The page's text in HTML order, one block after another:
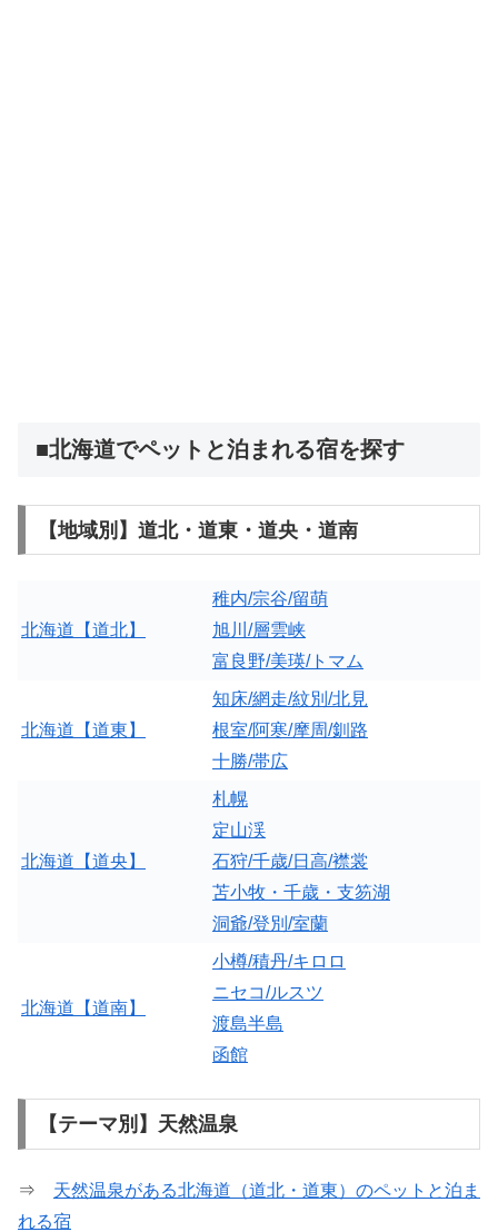
■北海道でペットと泊まれる宿を探す
【地域別】道北・道東・道央・道南
北海道【道北】
稚内/宗谷/留萌
旭川/層雲峡
富良野/美瑛/トマム
北海道【道東】
知床/網走/紋別/北見
根室/阿寒/摩周/釧路
十勝/帯広
北海道【道央】
札幌
定山渓
石狩/千歳/日高/襟裳
苫小牧・千歳・支笏湖
洞爺/登別/室蘭
北海道【道南】
小樽/積丹/キロロ
ニセコ/ルスツ
渡島半島
函館
【テーマ別】天然温泉
⇒ 天然温泉がある北海道（道北・道東）のペットと泊ま
れる宿